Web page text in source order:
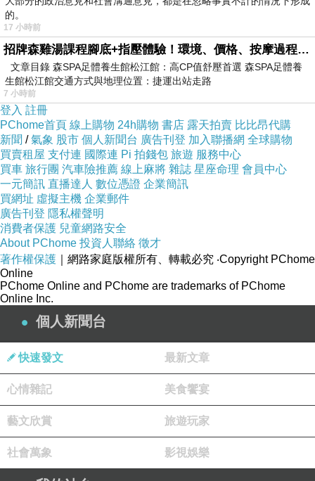
其實這種太偏激的言論，最近在電影圈裡面不斷的發生，
像是之前另外一個有名的演員，就是演過《沙丘》的那個
很帥的演員，叫做提摩西夏勒梅 （如下圖），大家都叫他
｢甜茶｣，他竟然公開說｢沒人在乎芭蕾舞跟歌劇｣，結果引
發網友和媒體一陣痛罵，結果這個｢甜茶｣就直接變｢苦
茶｣。
當然不是規定說他一定要喜歡芭蕾舞跟歌劇，但是他不喜
歡的話，就說他自己不喜歡就可以了嘛！何必說｢沒人在
乎｣呢？他自己可以不在乎，可是難道其他人不可以在乎
嗎？你不要說你是講話比較直，也不要說你是｢做自己｣，
蔡康永就有講過：｢做自己｣跟｢沒禮貌｣就只有一線之隔
啊！
你覺得這些好萊塢名人是｢做自己｣，還是｢沒禮貌｣呢？
◎本文由我的Podcast節目《電影圈什麼》的節目內容擷取
而來，完整節目內容如下，歡迎收聽：
https://open.firstory.me/story/cmpdhzo8i00rm01us1xl7bk1r
的。
17 小時前
招牌森雞湯課程腳底+指壓體驗！環境、價格、按摩過程全紀錄，森SPA足體養生館松江館最新價格表
文章目錄 森SPA足體養生館松江館：高CP值舒壓首選 森SPA足體養
生館松江館交通方式與地理位置：捷運出站走路
7 小時前
登入 註冊
PChome首頁 線上購物 24h購物 書店 露天拍賣 比比昂代購
新聞 /氣象 股市 個人新聞台 廣告刊登 加入聯播網 全球購物
買賣租屋 支付連 國際連 Pi 拍錢包 旅遊 服務中心
買車 旅行團 汽車險推薦 線上麻將 雜誌 星座命理 會員中心
一元簡訊 直播達人 數位憑證 企業簡訊
買網址 虛擬主機 企業郵件
廣告刊登 隱私權聲明
消費者保護 兒童網路安全
About PChome 投資人聯絡 徵才
著作權保護 ｜網路家庭版權所有、轉載必究 ‧Copyright PChome
Online
PChome Online and PChome are trademarks of PChome
Online Inc.
個人新聞台
快速發文 最新文章
心情雜記 美食饗宴
藝文欣賞 旅遊玩家
社會萬象 影視娛樂